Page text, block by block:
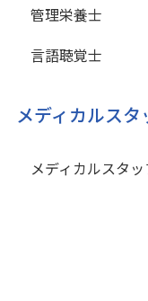
管理栄養士
言語聴覚士
メディカルス
メディカルスタ